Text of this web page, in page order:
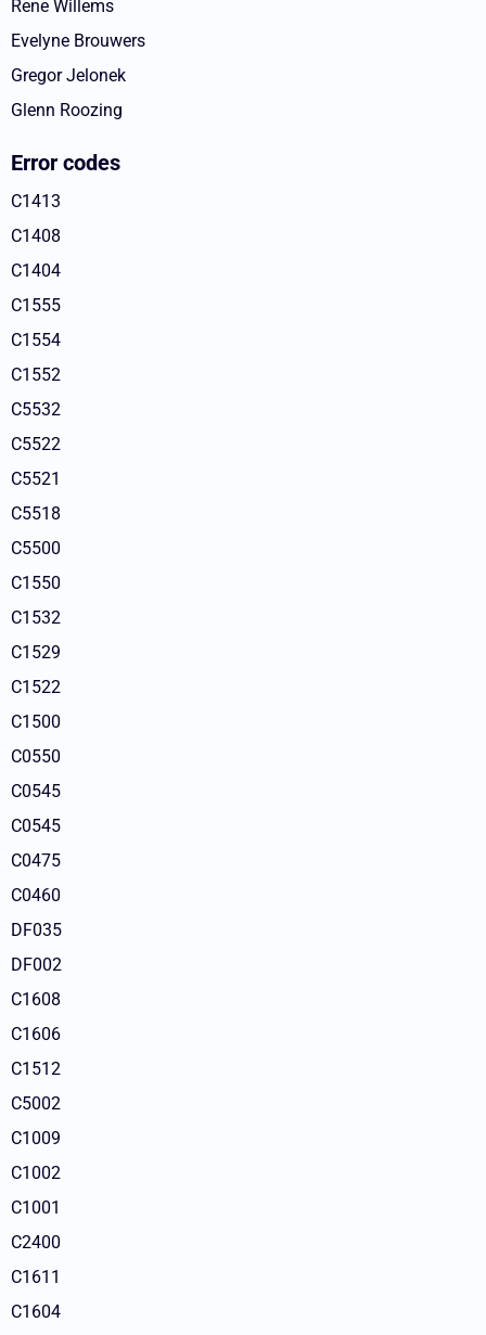
Rene Willems
Evelyne Brouwers
Gregor Jelonek
Glenn Roozing
Error codes
C1413
C1408
C1404
C1555
C1554
C1552
C5532
C5522
C5521
C5518
C5500
C1550
C1532
C1529
C1522
C1500
C0550
C0545
C0545
C0475
C0460
DF035
DF002
C1608
C1606
C1512
C5002
C1009
C1002
C1001
C2400
C1611
C1604